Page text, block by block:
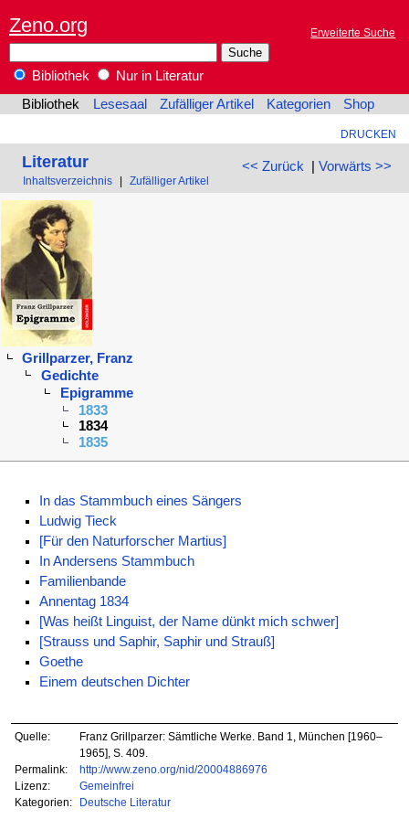
Zeno.org Erweiterte Suche
Bibliothek
Nur in Literatur
Bibliothek
Lesesaal Zufälliger Artikel Kategorien Shop
DRUCKEN
<< Zurück | Vorwärts >>
Literatur
Inhaltsverzeichnis Zufälliger Artikel
Grillparzer, Franz
Gedichte
Epigramme
1833
1834
1835
In das Stammbuch eines Sängers
Ludwig Tieck
[Für den Naturforscher Martius]
In Andersens Stammbuch
Familienbande
Annentag 1834
[Was heißt Linguist, der Name dünkt mich schwer]
[Strauss und Saphir, Saphir und Strauß]
Goethe
Einem deutschen Dichter
Quelle:
Franz Grillparzer: Sämtliche Werke. Band 1, München [1960–
1965], S. 409.
Permalink:
http://www.zeno.org/nid/20004886976
Lizenz:
Gemeinfrei
Kategorien:
Deutsche Literatur